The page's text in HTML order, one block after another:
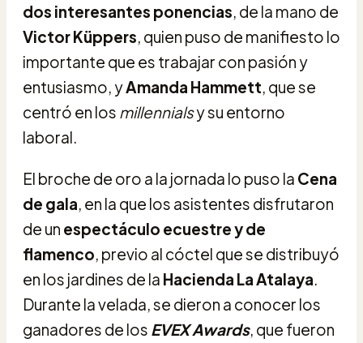
dos interesantes ponencias, de la mano de
Victor Küppers, quien puso de manifiesto lo
importante que es trabajar con pasión y
entusiasmo, yAmanda Hammett, que se
centró en los millennialsy su entorno
laboral.
El broche de oro a la jornada lo puso la Cena
de gala, en la que los asistentes disfrutaron
de un espectáculo ecuestre y de
flamenco, previo al cóctel que se distribuyó
en los jardines de la Hacienda La Atalaya.
Durante la velada, se dieron a conocer los
ganadores de los EVEX Awards, que fueron